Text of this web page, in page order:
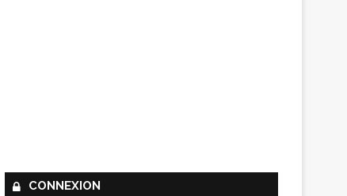
CONNEXION